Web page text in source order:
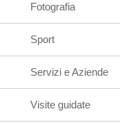
Fotografia
Sport
Servizi e Aziende
Visite guidate